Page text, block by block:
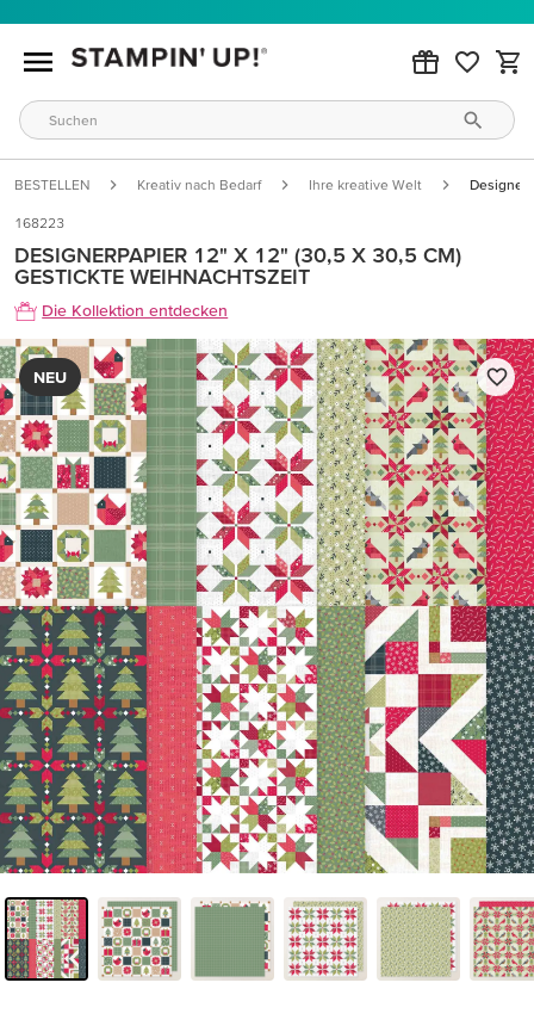
BESTELLEN Kreativ nach Bedarf Ihre kreative Welt
168223
DESIGNERPAPIER 12" X 12" (30,5 X 30,5 CM)
GESTICKTE WEIHNACHTSZEIT
Die Kollektion entdecken
NEU